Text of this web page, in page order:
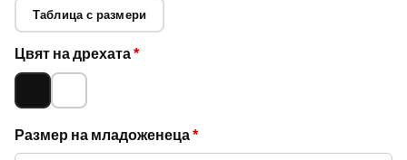
Таблица с размери
Опции за
младоженец
и компания
Цвят на дрехата*
Черно
Размер на младоженеца*